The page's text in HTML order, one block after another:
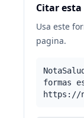
Citar
Usa este
pagina.
formas
https://